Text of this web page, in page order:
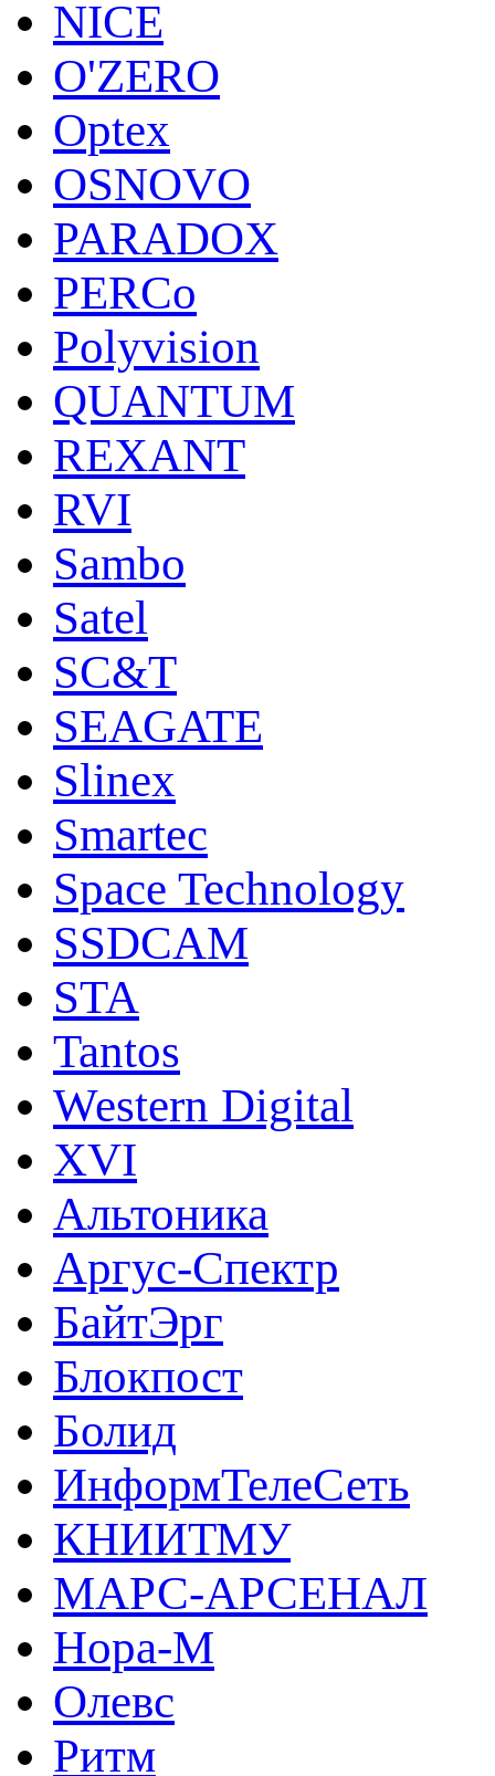
NICE
O'ZERO
Optex
OSNOVO
PARADOX
PERCo
Polyvision
QUANTUM
REXANT
RVI
Sambo
Satel
SC&T
SEAGATE
Slinex
Smartec
Space Technology
SSDCAM
STA
Tantos
Western Digital
XVI
Альтоника
Аргус-Спектр
БайтЭрг
Блокпост
Болид
ИнформТелеСеть
КНИИТМУ
МАРС-АРСЕНАЛ
Нора-М
Олевс
Ритм